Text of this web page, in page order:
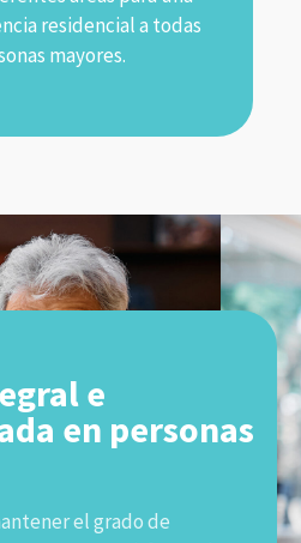
residencial a todas
mayores.
e
en personas
el grado de